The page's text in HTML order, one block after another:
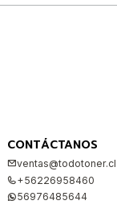
CONTÁCTANOS
ventas@todotoner.cl
+56226958460
56976485644